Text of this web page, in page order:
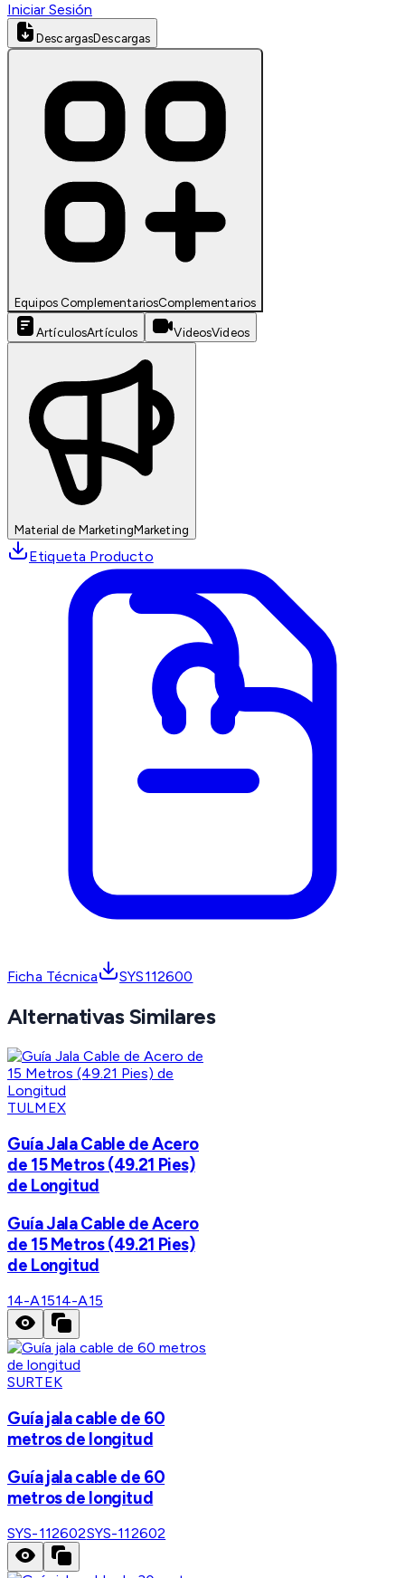
Iniciar Sesión
DescargasDescargas
Equipos ComplementariosComplementarios
ArtículosArtículos VideosVideos
Material de MarketingMarketing
Etiqueta Producto
Ficha Técnica SYS112600
Alternativas Similares
TULMEX
Guía Jala Cable de Acero
de 15 Metros (49.21 Pies)
de Longitud
Guía Jala Cable de Acero
de 15 Metros (49.21 Pies)
de Longitud
14-A1514-A15
SURTEK
Guía jala cable de 60
metros de longitud
Guía jala cable de 60
metros de longitud
SYS-112602SYS-112602